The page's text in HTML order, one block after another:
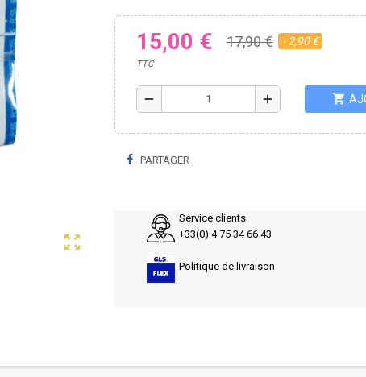
zoom_out_map
15,00 € 17,90 € - 2,90 €
TTC
remove add shopping_cart
PARTAGER
Service clients
+33(0) 4 75 34 66 43
Politique de livraison